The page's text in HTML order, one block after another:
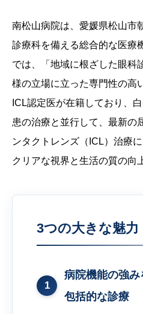
南松山病院は、愛媛県松山市
診療科を備える総合的な医療
では、「地域に根ざした眼科
様の立場に立った専門性の高
ICL認定医が在籍しており、
患の治療と並行して、最新の
ンタクトレンズ（ICL）治療
クリアな視界と生活の質の向
3つの大きな魅力
1
病院機能の強
包括的な診療